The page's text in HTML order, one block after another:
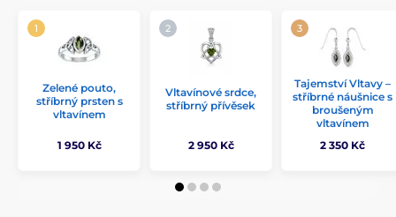
Český kámen s unikátním původem
Oblíbené stříbrné náušnice, přívěsky a náhrdelníky
Symbol štěstí, energie a změny
Ideální dárek i šperk pro každý den
Objevte krásu stříbrných šperků s vltavínem a pořiďte si
obdržíte certifikát pravosti kamene
Zelené pouto,
stříbrný prsten s
vltavínem
1 950 Kč
Vltavínové srdce,
stříbrný přívěsek
2 950 Kč
Tajemství Vltavy –
stříbrné náušnice s
broušeným
vltavínem
2 350 Kč